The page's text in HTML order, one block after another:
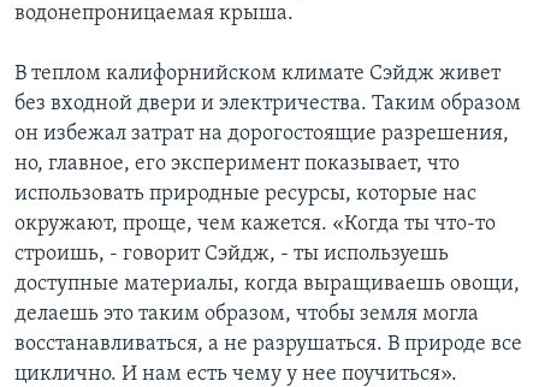
водонепроницаемая крыша.
В теплом калифорнийском климате Сэйдж живет
без входной двери и электричества. Таким образом
он избежал затрат на дорогостоящие разрешения,
но, главное, его эксперимент показывает, что
использовать природные ресурсы, которые нас
окружают, проще, чем кажется. «Когда ты что-то
строишь, - говорит Сэйдж, - ты используешь
доступные материалы, когда выращиваешь овощи,
делаешь это таким образом, чтобы земля могла
восстанавливаться, а не разрушаться. В природе все
циклично. И нам есть чему у нее поучиться».